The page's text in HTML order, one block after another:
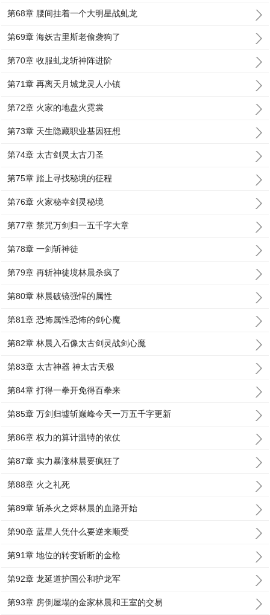
第68章 腰间挂着一个大明星战虬龙
第69章 海妖古里斯老偷袭狗了
第70章 收服虬龙斩神阵进阶
第71章 再离天月城龙灵人小镇
第72章 火家的地盘火霓裳
第73章 天生隐藏职业基因狂想
第74章 太古剑灵太古刀圣
第75章 踏上寻找秘境的征程
第76章 火家秘幸剑灵秘境
第77章 禁咒万剑归一五千字大章
第78章 一剑斩神徒
第79章 再斩神徒境林晨杀疯了
第80章 林晨破镜强悍的属性
第81章 恐怖属性恐怖的剑心魔
第82章 林晨入石像太古剑灵战剑心魔
第83章 太古神器 神太古天极
第84章 打得一拳开免得百拳来
第85章 万剑归墟斩巅峰今天一万五千字更新
第86章 权力的算计温特的依仗
第87章 实力暴涨林晨要疯狂了
第88章 火之礼死
第89章 斩杀火之烬林晨的血路开始
第90章 蓝星人凭什么要逆来顺受
第91章 地位的转变斩断的金枪
第92章 龙延道护国公和护龙军
第93章 房倒屋塌的金家林晨和王室的交易